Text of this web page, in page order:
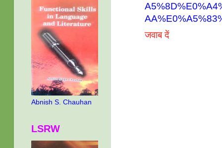
जवाब दें
Abnish S. Chauhan
LSRW